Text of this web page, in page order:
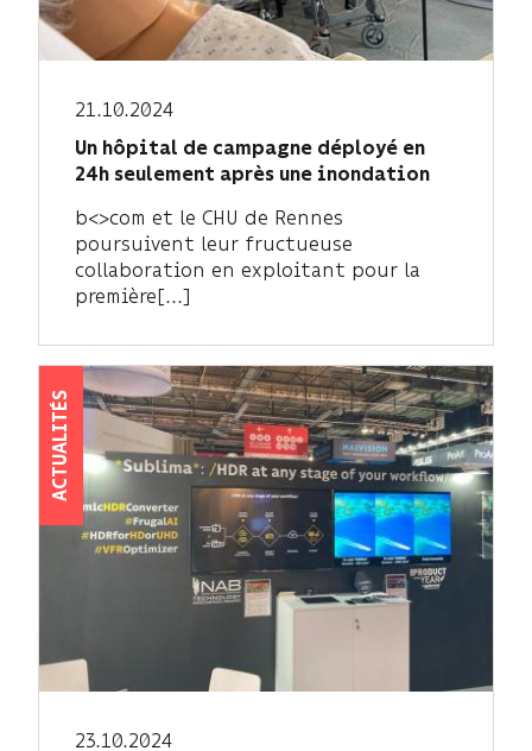
21.10.2024
Un hôpital de campagne déployé en
24h seulement après une inondation
b<>com et le CHU de Rennes
poursuivent leur fructueuse
collaboration en exploitant pour la
première[...]
ACTUALITÉS
23.10.2024